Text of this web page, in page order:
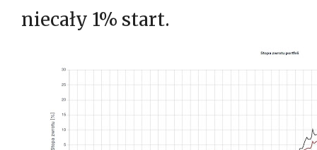
niecały 1% start.